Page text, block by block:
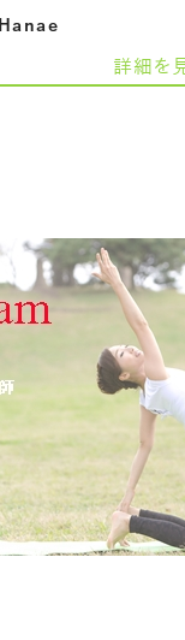
Hanae
詳細を